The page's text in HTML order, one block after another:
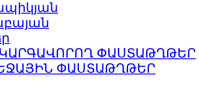
ՓԱՍՏԱԹՂԹԵՐ
ՓԱՍՏԱԹՂԹԵՐ